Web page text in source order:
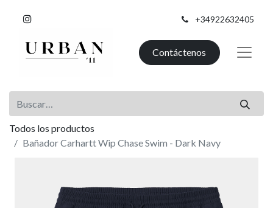
+34922632405
Contáctenos
Todos los productos
Bañador Carhartt Wip Chase Swim - Dark Navy